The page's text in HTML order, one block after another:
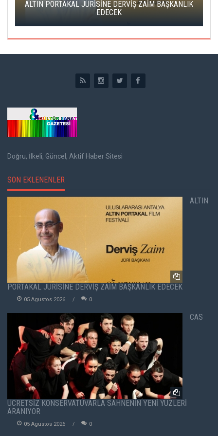
ALTIN PORTAKAL JÜRİSİNE DERVİŞ ZAİM BAŞKANLIK
EDECEK
Doğru, İlkeli, Güncel, Aktif Haber Sitesi
SON EKLENENLER
ALTIN
PORTAKAL JÜRİSİNE DERVİŞ ZAİM BAŞKANLIK EDECEK
05 Agustos 2026 0
CAS
ÜCRETSİZ KONSERVATUVARLA SAHNENİN YENİ YÜZLERİ
ARANIYOR
05 Agustos 2026 0